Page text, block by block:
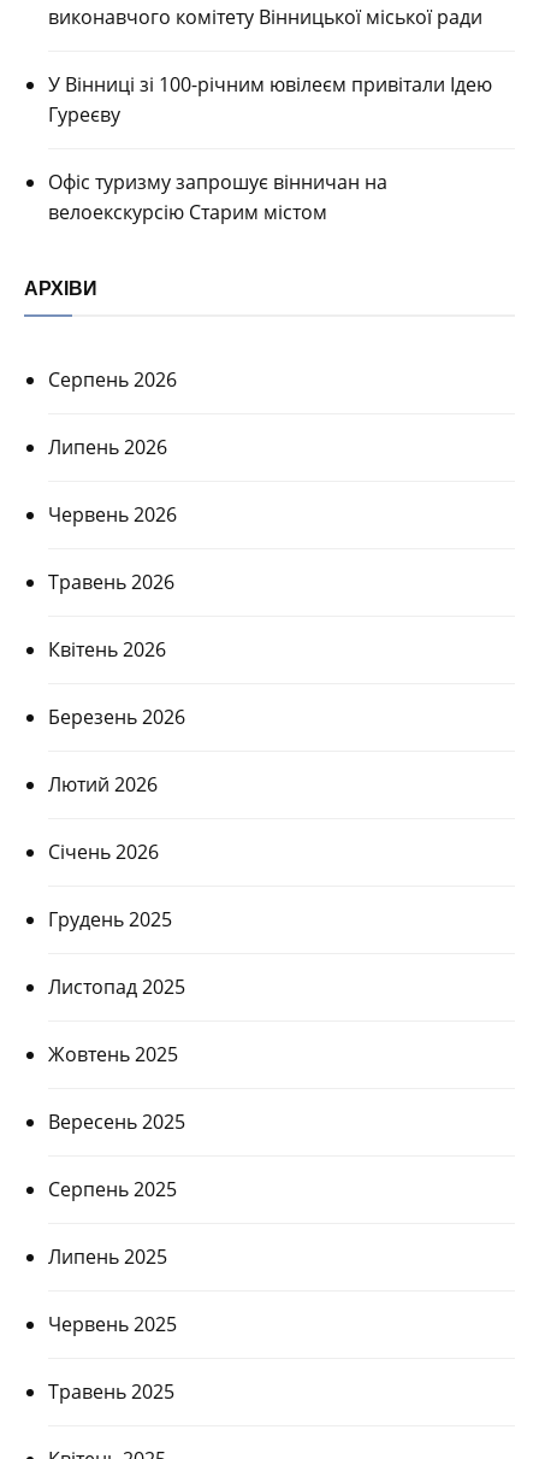
виконавчого комітету Вінницької міської ради
У Вінниці зі 100-річним ювілеєм привітали Ідею
Гуреєву
Офіс туризму запрошує вінничан на
велоекскурсію Старим містом
АРХІВИ
Серпень 2026
Липень 2026
Червень 2026
Травень 2026
Квітень 2026
Березень 2026
Лютий 2026
Січень 2026
Грудень 2025
Листопад 2025
Жовтень 2025
Вересень 2025
Серпень 2025
Липень 2025
Червень 2025
Травень 2025